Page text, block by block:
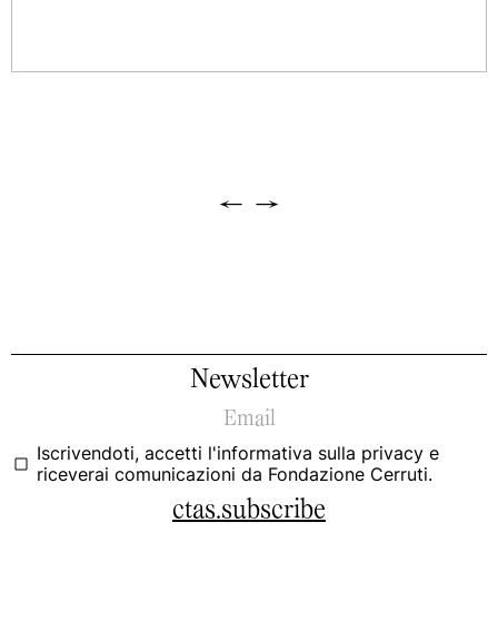
← →
Newsletter
Iscrivendoti, accetti l'informativa sulla privacy e
riceverai comunicazioni da Fondazione Cerruti.
ctas.subscribe